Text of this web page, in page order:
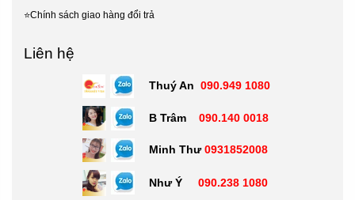
⭐Chính sách giao hàng đổi trả
Liên hệ
Thuý An 090.949 1080
B Trâm 090.140 0018
Minh Thư 0931852008
Như Ý 090.238 1080